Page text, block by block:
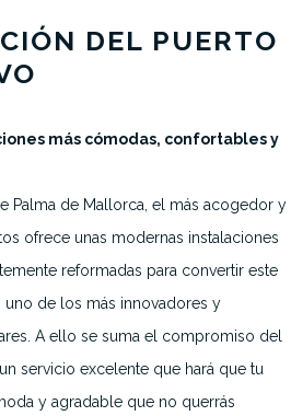
DEL PUERTO
más cómodas, confortables y
Palma de Mallorca, el más acogedor y
ofrece unas modernas instalaciones
reformadas para convertir este
de los más innovadores y
A ello se suma el compromiso del
servicio excelente que hará que tu
y agradable que no querrás